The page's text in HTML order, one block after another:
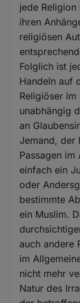
jede
ihren
religiösen
Folglich ist
Handeln auf
Religiöser
unabhängig
an
Jemand, der
Passagen im
einfach ein
oder
bestimmte
ein Muslim.
auch andere
im
nicht mehr
Natur des